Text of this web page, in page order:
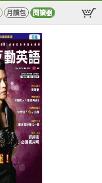
月讀包 閱讀器